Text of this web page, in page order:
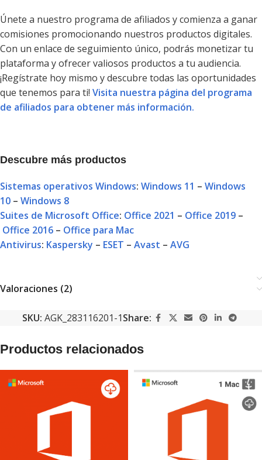
Únete a nuestro programa de afiliados y comienza a ganar
comisiones promocionando nuestros productos digitales.
Con un enlace de seguimiento único, podrás monetizar tu
plataforma y ofrecer valiosos productos a tu audiencia.
¡Regístrate hoy mismo y descubre todas las oportunidades
que tenemos para ti! Visita nuestra página del programa
de afiliados para obtener más información.
Descubre más productos
Sistemas operativos Windows: Windows 11 – Windows
10 – Windows 8
Suites de Microsoft Office: Office 2021 – Office 2019 –
Office 2016 – Office para Mac
Antivirus: Kaspersky – ESET – Avast – AVG
Valoraciones (2)
SKU: AGK_283116201-1Share:
Productos relacionados